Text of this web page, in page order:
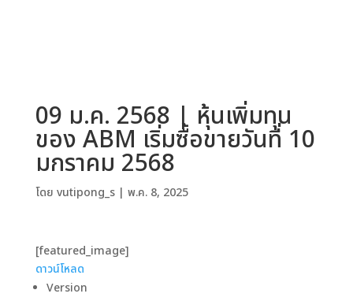
09 ม.ค. 2568 | หุ้นเพิ่มทุน
ของ ABM เริ่มซื้อขายวันที่ 10
มกราคม 2568
โดย vutipong_s| พ.ค. 8, 2025
[featured_image]
ดาวน์โหลด
Version